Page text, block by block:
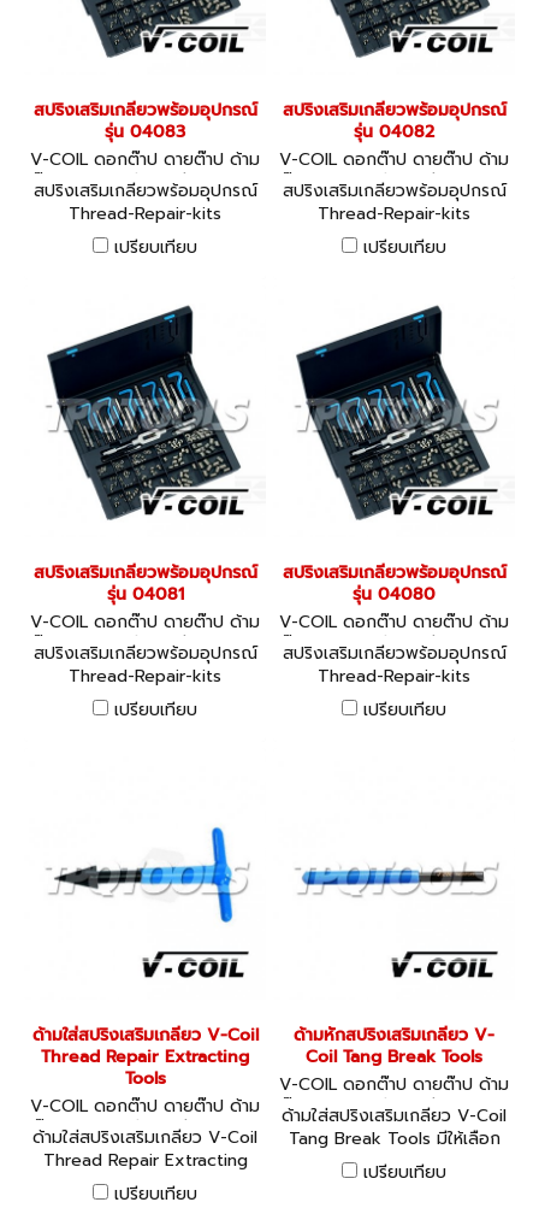
สปริงเสริมเกลียวพร้อมอุปกรณ์
รุ่น 04083
V-COIL ดอกต๊าป ดายต๊าป ด้าม
ต๊าป ชุดสปริงซ่อมเกลียว 0408
3
สปริงเสริมเกลียวพร้อมอุปกรณ์
Thread-Repair-kits
เปรียบเทียบ
สปริงเสริมเกลียวพร้อมอุปกรณ์
รุ่น 04082
V-COIL ดอกต๊าป ดายต๊าป ด้าม
ต๊าป ชุดสปริงซ่อมเกลียว 0408
2
สปริงเสริมเกลียวพร้อมอุปกรณ์
Thread-Repair-kits
เปรียบเทียบ
สปริงเสริมเกลียวพร้อมอุปกรณ์
รุ่น 04081
V-COIL ดอกต๊าป ดายต๊าป ด้าม
ต๊าป ชุดสปริงซ่อมเกลียว 0408
1
สปริงเสริมเกลียวพร้อมอุปกรณ์
Thread-Repair-kits
เปรียบเทียบ
สปริงเสริมเกลียวพร้อมอุปกรณ์
รุ่น 04080
V-COIL ดอกต๊าป ดายต๊าป ด้าม
ต๊าป ชุดสปริงซ่อมเกลียว 0408
0
สปริงเสริมเกลียวพร้อมอุปกรณ์
Thread-Repair-kits
เปรียบเทียบ
ด้ามใส่สปริงเสริมเกลียว V-Coil
Thread Repair Extracting
Tools
V-COIL ดอกต๊าป ดายต๊าป ด้าม
ต๊าป ชุดสปริงซ่อมเกลียว 0705
2-07053
ด้ามใส่สปริงเสริมเกลียว V-Coil
Thread Repair Extracting
Tools มีให้เลือก 2 ขนาด
เปรียบเทียบ
ด้ามหักสปริงเสริมเกลียว V-
Coil Tang Break Tools
V-COIL ดอกต๊าป ดายต๊าป ด้าม
ต๊าป ชุดสปริงซ่อมเกลียว 0700
2-07015
ด้ามใส่สปริงเสริมเกลียว V-Coil
Tang Break Tools มีให้เลือก
12 ขนาด
เปรียบเทียบ